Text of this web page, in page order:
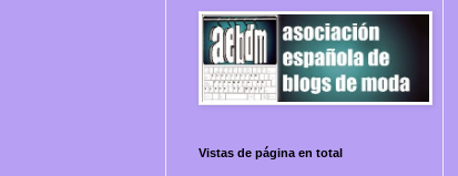
Vistas de página en total